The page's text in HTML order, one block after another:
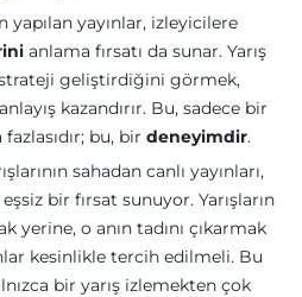
yapılan yayınlar, izleyicilere
anlama fırsatı da sunar. Yarış
strateji geliştirdiğini görmek,
kazandırır. Bu, sadece bir
bu, bir deneyimdir.
sahadan canlı yayınları,
bir fırsat sunuyor. Yarışların
yerine, o anın tadını çıkarmak
kesinlikle tercih edilmeli. Bu
bir yarış izlemekten çok